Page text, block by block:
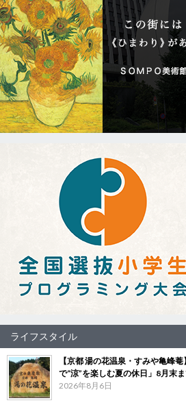
ライフスタイル
【京都 湯の花温泉・すみや亀峰
で“涼”を楽しむ夏の休日」8月末
2026年8月6日